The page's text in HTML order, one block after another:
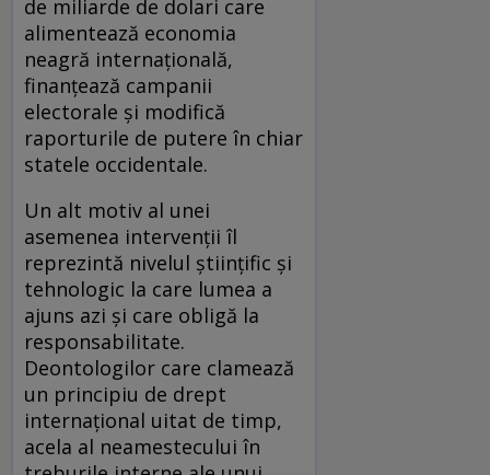
de miliarde de dolari care
alimentează economia
neagră internaţională,
finanţează campanii
electorale şi modifică
raporturile de putere în chiar
statele occidentale.
Un alt motiv al unei
asemenea intervenţii îl
reprezintă nivelul ştiinţific şi
tehnologic la care lumea a
ajuns azi şi care obligă la
responsabilitate.
Deontologilor care clamează
un principiu de drept
internaţional uitat de timp,
acela al neamestecului în